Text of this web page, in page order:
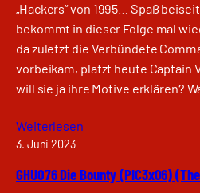
„Hackers“ von 1995… Spaß
bekommt in dieser Folge mal
da zuletzt die Verbündete
vorbeikam, platzt heute Captain
will sie ja ihre Motive erklären?
Weiterlesen
3. Juni 2023
GHU076 Die Bounty (PIC3x06)